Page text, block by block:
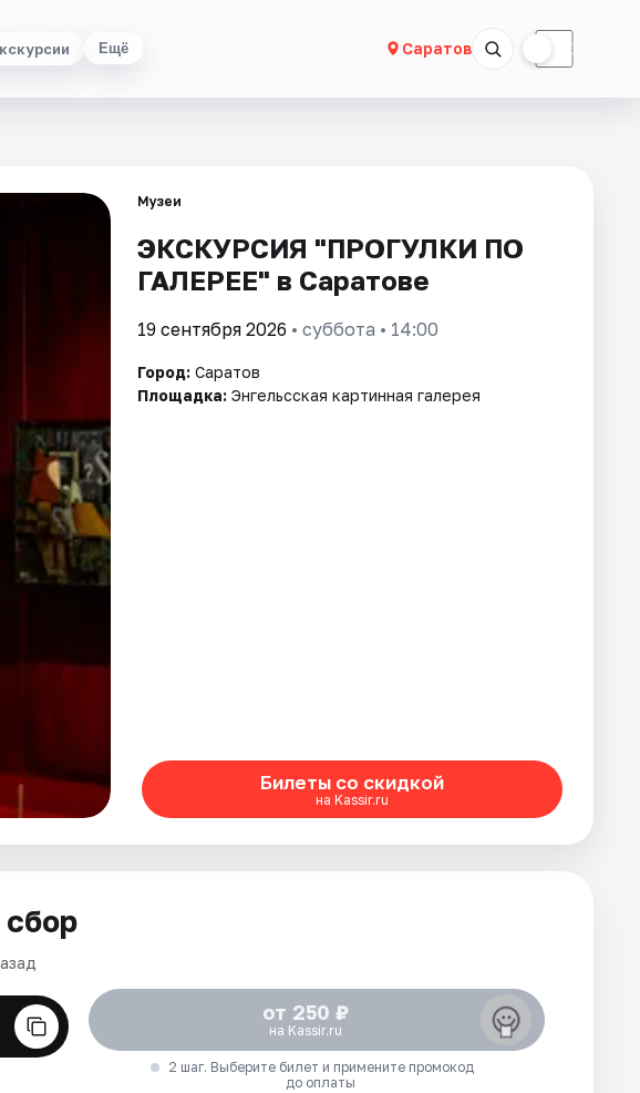
Ещё Саратов ☾
Музеи
ЭКСКУРСИЯ "ПРОГУЛКИ ПО
ГАЛЕРЕЕ" в Саратове
19 сентября 2026 • суббота • 14:00
Город: Саратов
Площадка: Энгельсская картинная галерея
Билеты со скидкой
на Kassir.ru
от 250 ₽
на Kassir.ru
2 шаг. Выберите билет и примените промокод
до оплаты